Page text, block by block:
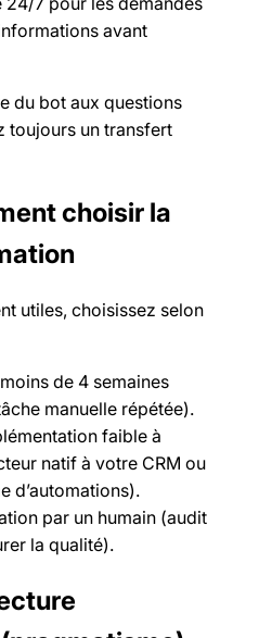
avant
du bot aux questions
toujours un transfert
choisir la
utiles, choisissez selon
de 4 semaines
manuelle répétée).
faible à
natif à votre CRM ou
d’automations).
par un humain (audit
la qualité).